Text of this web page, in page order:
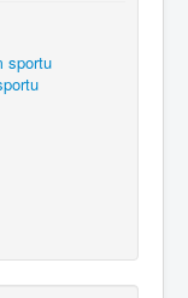
sportu